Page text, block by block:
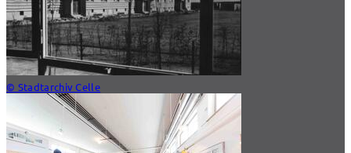
© Stadtarchiv Celle